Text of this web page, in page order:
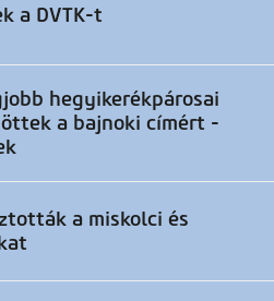
a DVTK-t
hegyikerékpárosai
a bajnoki címért -
a miskolci és